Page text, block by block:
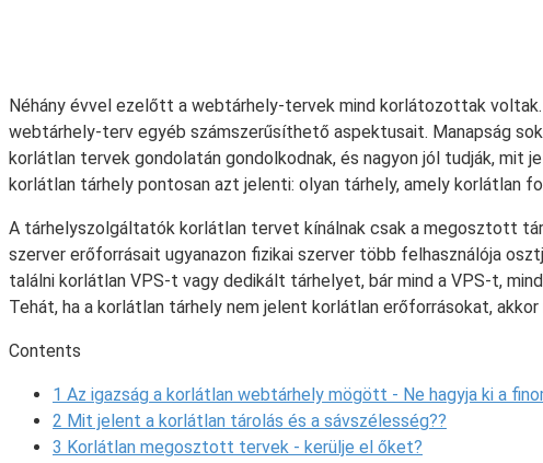
Néhány évvel ezelőtt a webtárhely-tervek mind korlátozottak
webtárhely-terv egyéb számszerűsíthető aspektusait. Manapság
korlátlan tervek gondolatán gondolkodnak, és nagyon jól tudják, mit
korlátlan tárhely pontosan azt jelenti: olyan tárhely, amely korlátlan
A tárhelyszolgáltatók korlátlan tervet kínálnak csak a megosztott
szerver erőforrásait ugyanazon fizikai szerver több felhasználója
találni korlátlan VPS-t vagy dedikált tárhelyet, bár mind a VPS-t,
Tehát, ha a korlátlan tárhely nem jelent korlátlan erőforrásokat,
Contents
1 Az igazság a korlátlan webtárhely mögött - Ne hagyja ki a
2 Mit jelent a korlátlan tárolás és a sávszélesség??
3 Korlátlan megosztott tervek - kerülje el őket?